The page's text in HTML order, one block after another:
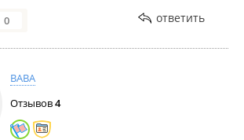
0 ответить
ВАВА
Отзывов4